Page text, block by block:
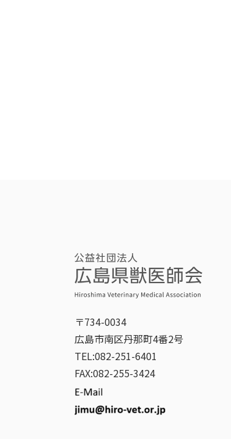
〒734-0034
広島市南区丹那町4番2号
TEL:082-251-6401
FAX:082-255-3424